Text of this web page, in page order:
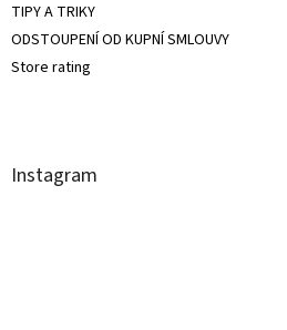
TIPY A TRIKY
ODSTOUPENÍ OD KUPNÍ SMLOUVY
Store rating
Instagram